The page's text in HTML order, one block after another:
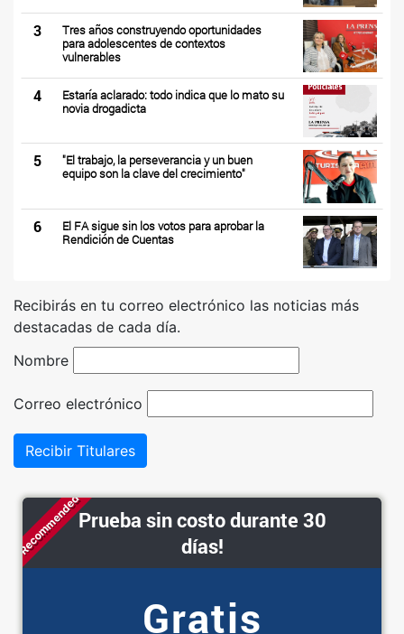
3
Tres años construyendo oportunidades
para adolescentes de contextos
vulnerables
4
Estaría aclarado: todo indica que lo mato su
novia drogadicta
5
"El trabajo, la perseverancia y un buen
equipo son la clave del crecimiento"
6
El FA sigue sin los votos para aprobar la
Rendición de Cuentas
Recibirás en tu correo electrónico las noticias más
destacadas de cada día.
Nombre
Correo electrónico
Recibir Titulares
RecommendedPrueba sin costo durante 30
días!
Gratis